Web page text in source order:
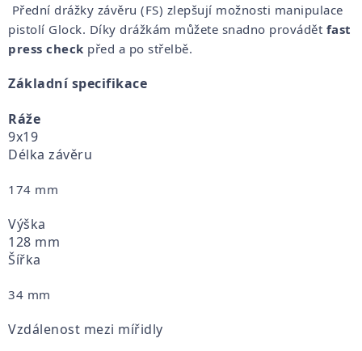
Přední drážky závěru (FS) zlepšují možnosti manipulace
pistolí Glock. Díky drážkám můžete snadno provádět fast
press check před a po střelbě.
Základní specifikace
Ráže
9x19
Délka závěru
174 mm
Výška
128 mm
Šířka
34 mm
Vzdálenost mezi mířidly